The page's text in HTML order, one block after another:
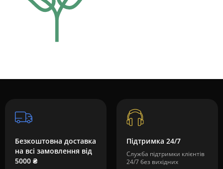
Безкоштовна доставка
на всі замовлення від
5000 ₴
Підтримка 24/7
Служба підтримки клієнтів
24/7 без вихідних